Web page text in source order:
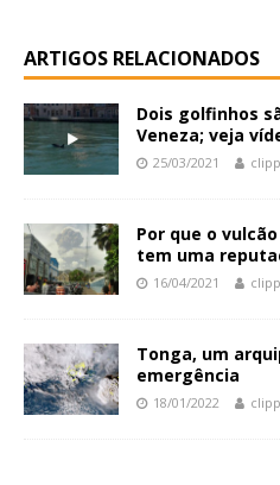
ARTIGOS RELACIONADOS
Dois golfinhos
Veneza; veja
25/03/2021
Por que o
tem uma
16/04/2021
Tonga, um
emergência
18/01/2022